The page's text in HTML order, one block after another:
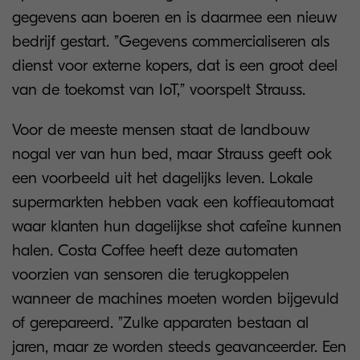
gegevens aan boeren en is daarmee een nieuw
bedrijf gestart. ”Gegevens commercialiseren als
dienst voor externe kopers, dat is een groot deel
van de toekomst van IoT,” voorspelt Strauss.
Voor de meeste mensen staat de landbouw
nogal ver van hun bed, maar Strauss geeft ook
een voorbeeld uit het dagelijks leven. Lokale
supermarkten hebben vaak een koffieautomaat
waar klanten hun dagelijkse shot cafeïne kunnen
halen. Costa Coffee heeft deze automaten
voorzien van sensoren die terugkoppelen
wanneer de machines moeten worden bijgevuld
of gerepareerd. ”Zulke apparaten bestaan al
jaren, maar ze worden steeds geavanceerder. Een